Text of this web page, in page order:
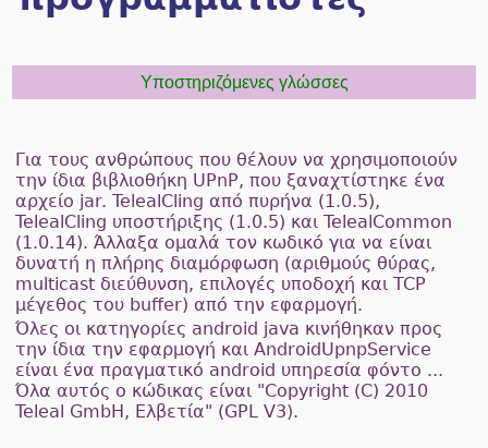
Υποστηριζόμενες γλώσσες
Για τους ανθρώπους που θέλουν να χρησιμοποιούν
την ίδια βιβλιοθήκη UPnP, που ξαναχτίστηκε ένα
αρχείο jar. TelealCling από πυρήνα (1.0.5),
TelealCling υποστήριξης (1.0.5) και TelealCommon
(1.0.14). Άλλαξα ομαλά τον κωδικό για να είναι
δυνατή η πλήρης διαμόρφωση (αριθμούς θύρας,
multicast διεύθυνση, επιλογές υποδοχή και TCP
μέγεθος του buffer) από την εφαρμογή.
Όλες οι κατηγορίες android java κινήθηκαν προς
την ίδια την εφαρμογή και AndroidUpnpService
είναι ένα πραγματικό android υπηρεσία φόντο ...
Όλα αυτός ο κώδικας είναι "Copyright (C) 2010
Teleal GmbH, Ελβετία" (GPL V3).